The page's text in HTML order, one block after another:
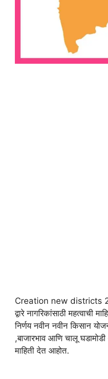
Creation new districts
द्वारे नागरिकांसाठी महत्वाची
निर्णय नवीन नवीन किसान
,बाजारभाव आणि चालू घडामोडी
माहिती देत आहोत.